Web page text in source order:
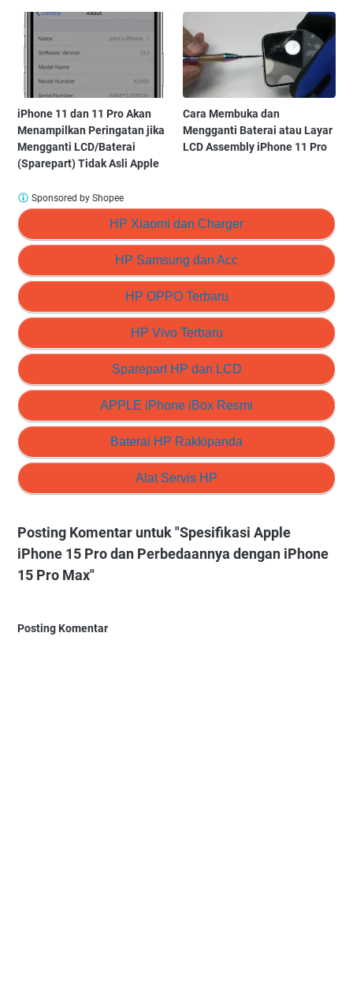
iPhone 11 dan 11 Pro Akan
Menampilkan Peringatan jika
Mengganti LCD/Baterai
(Sparepart) Tidak Asli Apple
Cara Membuka dan
Mengganti Baterai atau Layar
LCD Assembly iPhone 11 Pro
HP Xiaomi dan Charger
HP Samsung dan Acc
HP OPPO Terbaru
HP Vivo Terbaru
Sparepart HP dan LCD
APPLE iPhone iBox Resmi
Baterai HP Rakkipanda
Alat Servis HP
Sponsored by Shopee
Posting Komentar untuk "Spesifikasi Apple
iPhone 15 Pro dan Perbedaannya dengan iPhone
15 Pro Max"
Posting Komentar